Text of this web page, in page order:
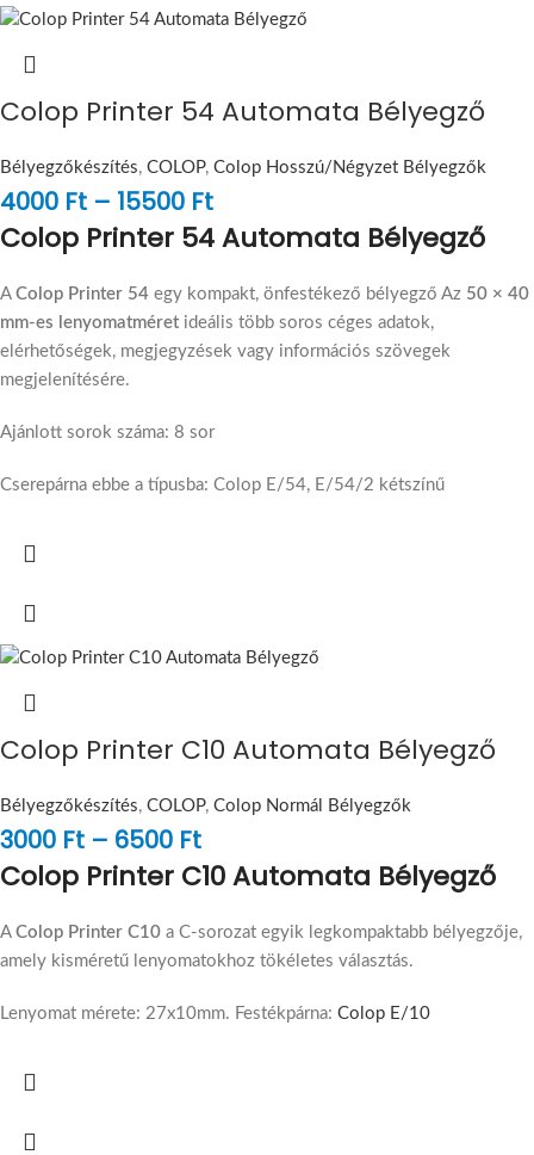
Colop Printer 54 Automata Bélyegző
Bélyegzőkészítés, COLOP, Colop Hosszú/Négyzet Bélyegzők
4000 Ft – 15500 Ft
Colop Printer 54 Automata Bélyegző
A Colop Printer 54 egy kompakt, önfestékező bélyegző Az 50 × 40
mm-es lenyomatméretideális több soros céges adatok,
elérhetőségek, megjegyzések vagy információs szövegek
megjelenítésére.
Ajánlott sorok száma: 8 sor
Cserepárna ebbe a típusba: Colop E/54, E/54/2 kétszínű
Colop Printer C10 Automata Bélyegző
Bélyegzőkészítés, COLOP, Colop Normál Bélyegzők
3000 Ft – 6500 Ft
Colop Printer C10 Automata Bélyegző
A Colop Printer C10 a C-sorozat egyik legkompaktabb bélyegzője,
amely kisméretű lenyomatokhoz tökéletes választás.
Lenyomat mérete: 27x10mm. Festékpárna: Colop E/10